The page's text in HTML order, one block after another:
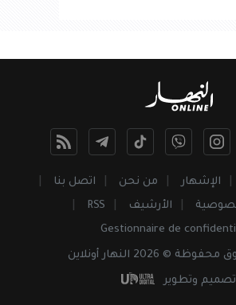
الإشهار من نحن
اتصل بنا
الأرشيف
RSS
Gestionnaire de
محفوظة © 2026 النهار أونلاين
تصميم وتطوير